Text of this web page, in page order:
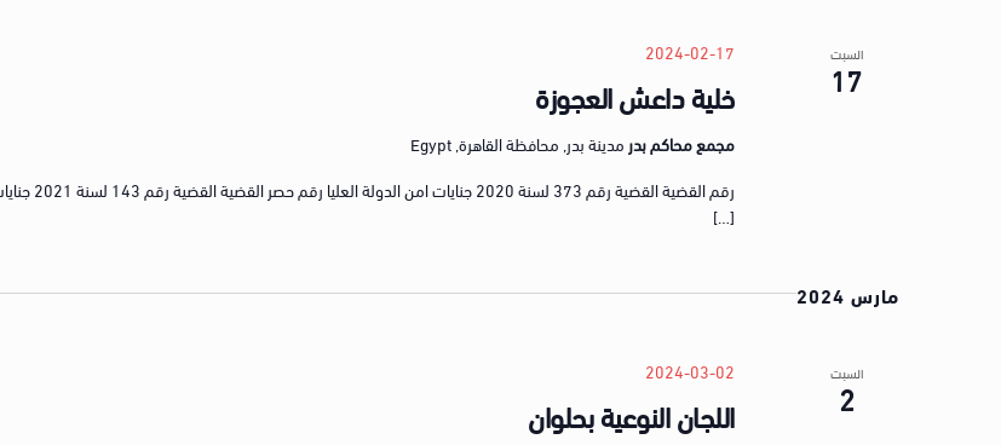
السبت
17 خلية داعش العجوزة
2024-02-17
مجمع محاكم بدر مدينة بدر, محافظة القاهرة, Egypt
رقم القضية القضية رقم 373 لسنة 2020 جنايات امن الدولة العليا رقم
[…]
مارس 2024
السبت
2 اللجان النوعية بحلوان
2024-03-02